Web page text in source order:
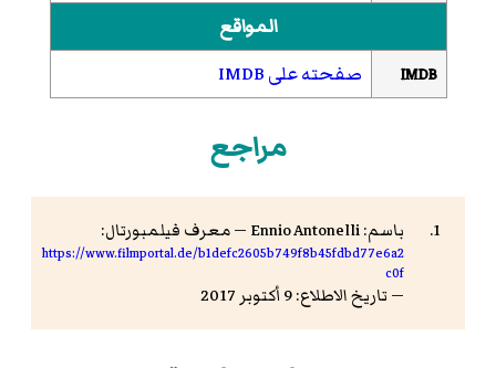
المواقع
IMDB صفحته على IMDB
مراجع
باسم: Ennio Antonelli — معرف فيلمبورتال:
https://www.filmportal.de/b1defc2605b749f8b45fdbd77e6a2
c0f
— تاريخ الاطلاع: 9 أكتوبر 2017